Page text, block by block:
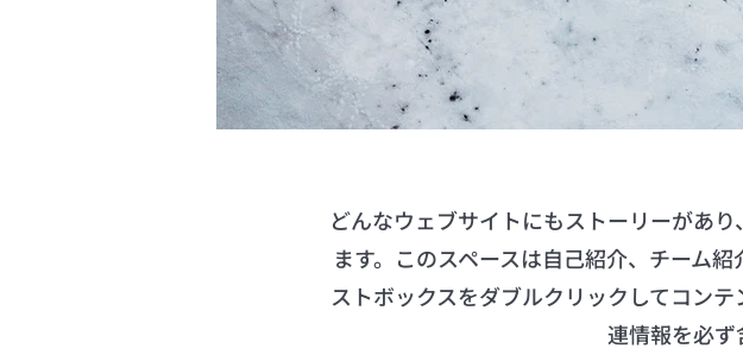
どんなウェブサイトにもストーリーがあ
ます。このスペースは自己紹介、チーム
ストボックスをダブルクリックしてコン
連情報を必ず